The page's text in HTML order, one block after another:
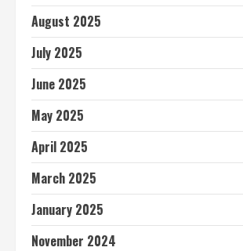
August 2025
July 2025
June 2025
May 2025
April 2025
March 2025
January 2025
November 2024